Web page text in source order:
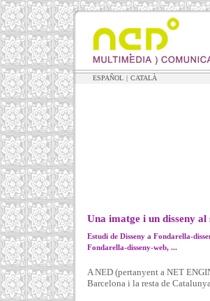
ESPAÑOL | CATALÀ
Una imatge i un disseny al
Estudi de Disseny a Fondarella-
Fondarella-disseny-web, ...
A NED (pertanyent a NET
Barcelona i la resta de